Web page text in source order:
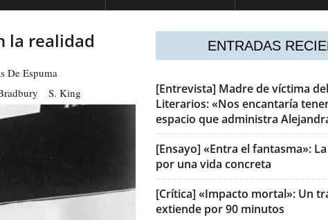
la realidad
De Espuma
S. King
ENTRADAS
[Entrevista] Madre de víctima
Literarios: «Nos encantaría
espacio que administra
[Ensayo] «Entra el fantasma»:
por una vida concreta
[Crítica] «Impacto mortal»: Un
extiende por 90 minutos